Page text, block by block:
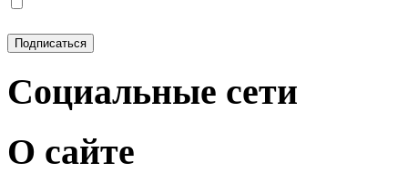
Социальные сети
О сайте